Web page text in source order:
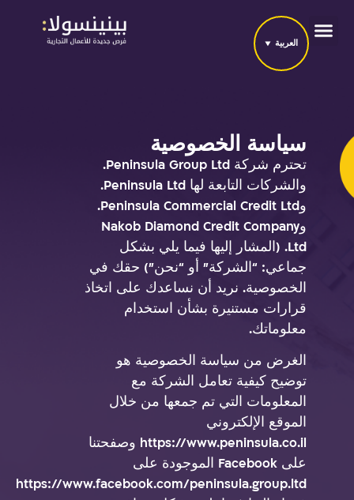
العربية
سياسة الخصوصية
تحترم شركة Peninsula Group Ltd.
والشركات التابعة لها Peninsula Ltd.
وPeninsula Commercial Credit Ltd.
وNakob Diamond Credit Company
Ltd. (المشار إليها فيما يلي بشكل
جماعي: “الشركة” أو “نحن”) حقك في
الخصوصية. نريد أن نساعدك على اتخاذ
قرارات مستنيرة بشأن استخدام
معلوماتك.
الغرض من سياسة الخصوصية هو
توضيح كيفية تعامل الشركة مع
المعلومات التي تم جمعها من خلال
الموقع الإلكتروني
https://www.peninsula.co.il وصفحتنا
على Facebook الموجودة على
https://www.facebook.com/peninsula.group.ltd